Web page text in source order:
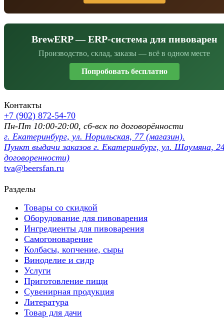
BrewERP — ERP-система для пивоварен
Производство, склад, заказы — всё в одном месте
Попробовать бесплатно
Контакты
+7 (902) 872-54-70
Пн-Пт 10:00-20:00, сб-вск по договорённости
г. Екатеринбург, ул. Норильская, 77 (магазин).
Пункт выдачи заказов г. Екатеринбург, ул. Шаумяна,
договоренности)
tva@beersfan.ru
Разделы
Товары со скидкой
Оборудование для пивоварения
Ингредиенты для пивоварения
Самогоноварение
Колбасы, копчение, сыры
Виноделие и сидр
Услуги
Приготовление пищи
Сувенирная продукция
Литература
Товар для дачи